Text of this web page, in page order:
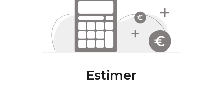
location de biens immobiliers
à Oullins,
Saint-Genis-Lavl et dans le rhône.
L'équipe d'Étude Immobilière CARLA est à
votre écoute et reste disponible via ses
pour discuter de votreprojet immobilier à
Estimer